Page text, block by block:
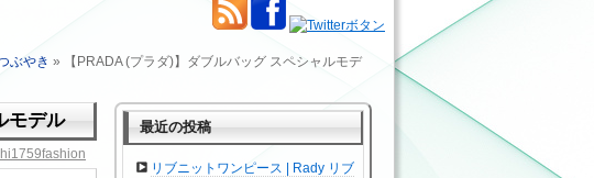
ぶやき » 【PRADA (プラダ)】ダブルバッグ スペシャルモデ
モデル 最近の投稿
リブニットワンピース | Rady リブ